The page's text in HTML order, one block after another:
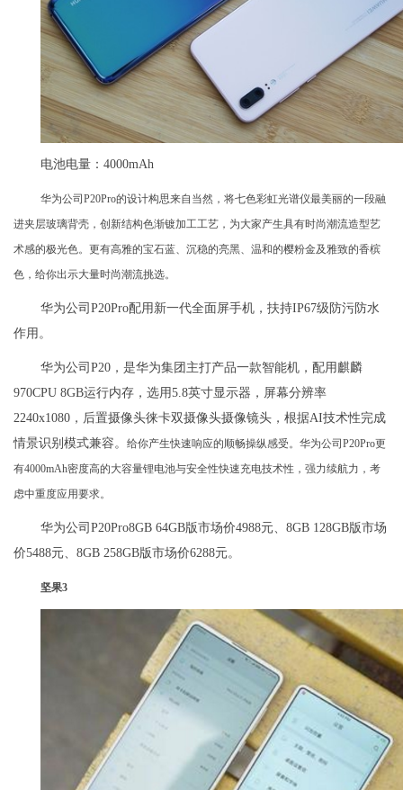
电池电量：4000mAh
华为公司P20Pro的设计构思来自当然，将七色彩虹光谱仪最美丽的一段融
进夹层玻璃背壳，创新结构色渐镀加工工艺，为大家产生具有时尚潮流造型艺
术感的极光色。更有高雅的宝石蓝、沉稳的亮黑、温和的樱粉金及雅致的香槟
色，给你出示大量时尚潮流挑选。
华为公司P20Pro配用新一代全面屏手机，扶持IP67级防污防水
作用。
华为公司P20，是华为集团主打产品一款智能机，配用麒麟
970CPU 8GB运行内存，选用5.8英寸显示器，屏幕分辨率
2240x1080，后置摄像头徕卡双摄像头摄像镜头，根据AI技术性完成
情景识别模式兼容。 给你产生快速响应的顺畅操纵感受。华为公司P20Pro更
有4000mAh密度高的大容量锂电池与安全性快速充电技术性，强力续航力，考
虑中重度应用要求。
华为公司P20Pro8GB 64GB版市场价4988元、8GB 128GB版市场
价5488元、8GB 258GB版市场价6288元。
坚果3